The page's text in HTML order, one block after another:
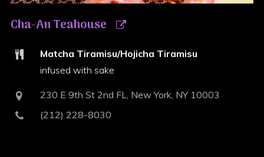
Cha-An Teahouse
Matcha Tiramisu/Hojicha Tiramisu
infused with sake
230 E 9th St 2nd FL, New York, NY 10003
(212) 228-8030